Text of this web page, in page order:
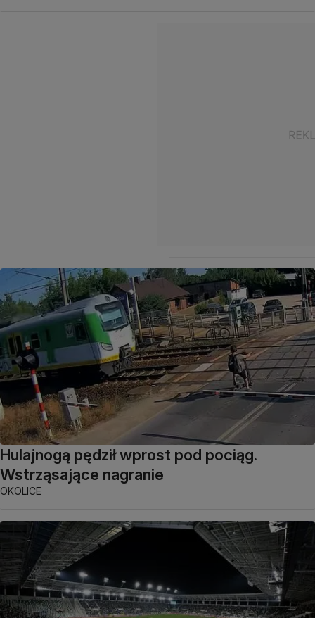
Hulajnogą pędził wprost pod pociąg.
Wstrząsające nagranie
OKOLICE